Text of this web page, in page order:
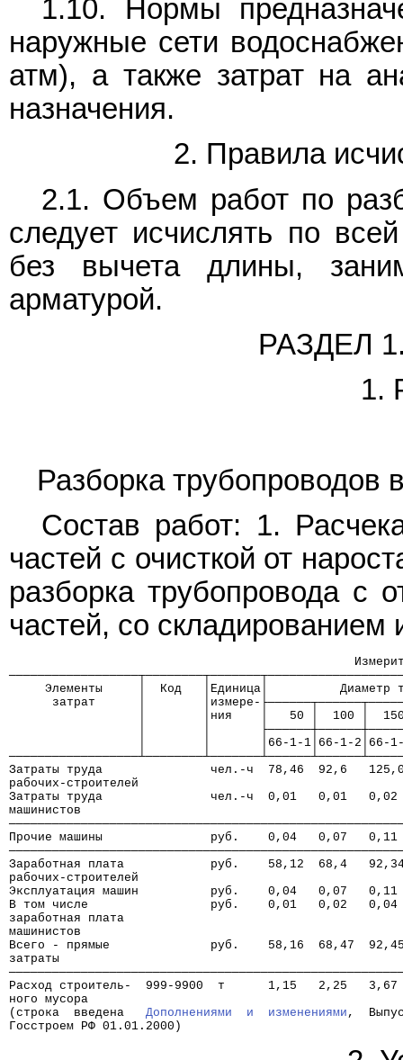
1.10. Нормы
наружные сети
атм), а также затрат на
назначения.
2. Правила
2.1. Объем работ по
следует исчислять по
без вычета длины,
арматурой.
РАЗДЕЛ
1.
Разборка трубопроводов
Состав работ: 1.
частей с очисткой от
разборка трубопровода с
частей, со складированием
Элементы     │  Код   │Единица│          Диаметр
затрат      │        │измере-
│        │ния    │   50 │  100 │
│        │
│        │       │66-1-1│66-1-2│66-
Затраты труда               чел.-ч  78,46  92,6
рабочих-строителей
Затраты труда               чел.-ч  0,01   0,01
машинистов
Прочие машины               руб.    0,04   0,07   0,11
Заработная плата            руб.    58,12  68,4
рабочих-строителей
Эксплуатация машин          руб.    0,04   0,07
В том числе                 руб.    0,01   0,02   0,04
заработная плата
машинистов
Всего - прямые              руб.    58,16  68,47
затраты
Расход строитель-  999-9900  т      1,15   2,25
ного мусора
(строка  введена Дополнениями  и  изменениями ,
Госстроем РФ 01.01.2000)